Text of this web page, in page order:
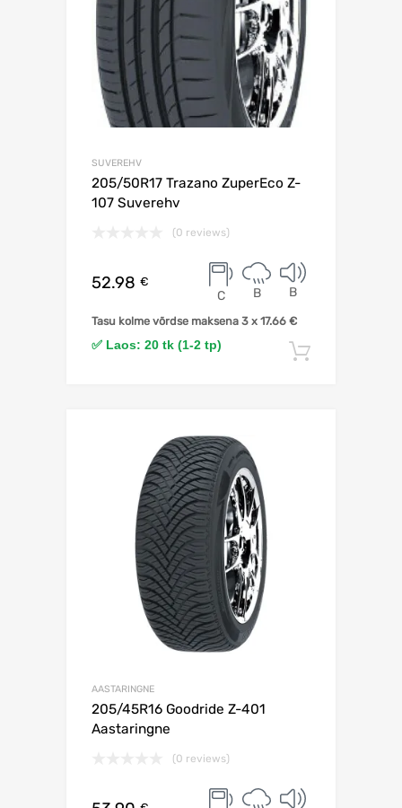
SUVEREHV
205/50R17 Trazano ZuperEco Z-
107 Suverehv
(0 reviews)
52.98 €
C B B
Tasu kolme võrdse maksena 3 x 17.66 €
✅ Laos: 20 tk (1-2 tp)
AASTARINGNE
205/45R16 Goodride Z-401
Aastaringne
(0 reviews)